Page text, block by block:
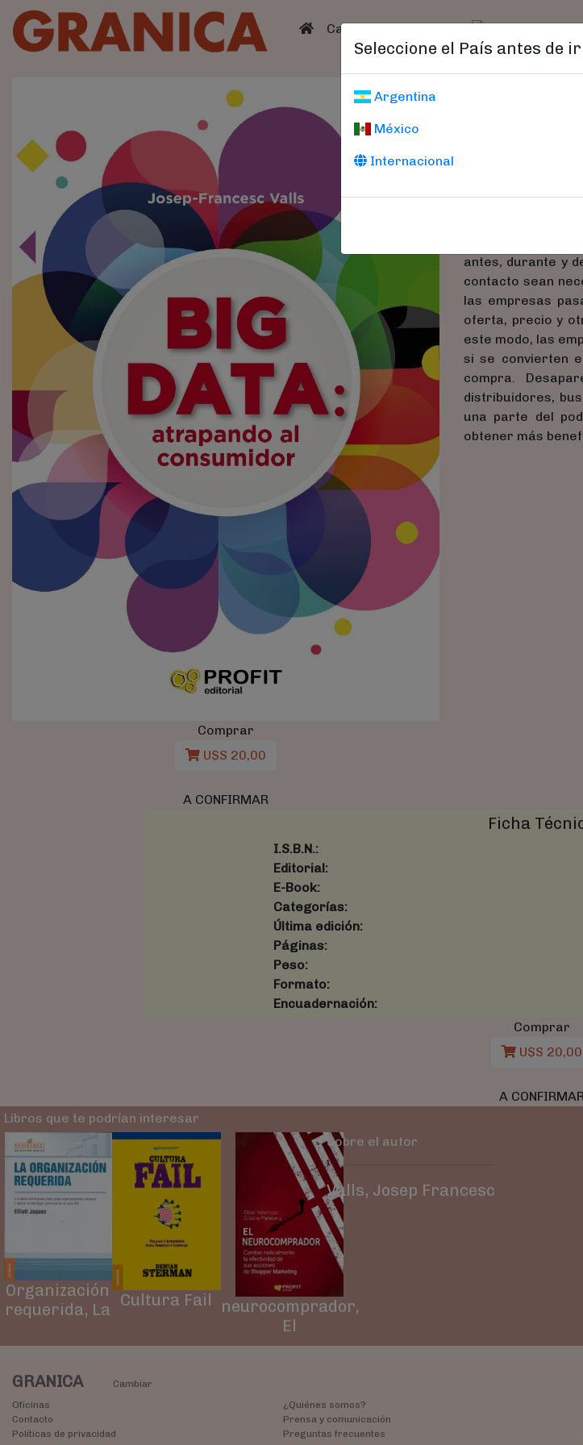
(current)
Catálogo Catálogo
Seleccione el País antes de
Argentina
México
Internacional
Comprar
U$S 20,00
A CONFIRMAR
Big
Gracias a los
fielmente las
datos,
cliente/
antes, durante y
contacto sean
las empresas
oferta, precio y
este modo, las
si se convierten
compra.
distribuidores,
una parte del
obtener más
Ficha
I.S.B.N.:
Editorial:
E-Book:
Categorías:
Última edición:
Páginas:
Peso:
Formato:
Encuadernación:
Comprar
U$S 20,00
A
Libros que te podrían interesar
Organización
requerida, La Cultura Fail
neurocomprador,
El
Sobre el autor
Valls, Josep Francesc
GRANICA
Cambiar
Oficinas
Contacto
Políticas de privacidad
¿Quiénes somos?
Prensa y comunicación
Preguntas frecuentes